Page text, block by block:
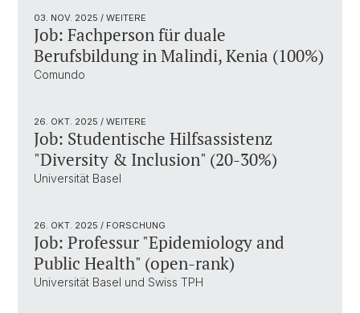
03. NOV. 2025 / WEITERE
Job: Fachperson für duale
Berufsbildung in Malindi, Kenia (100%)
Comundo
26. OKT. 2025 / WEITERE
Job: Studentische Hilfsassistenz
"Diversity & Inclusion" (20-30%)
Universität Basel
26. OKT. 2025 / FORSCHUNG
Job: Professur "Epidemiology and
Public Health" (open-rank)
Universität Basel und Swiss TPH